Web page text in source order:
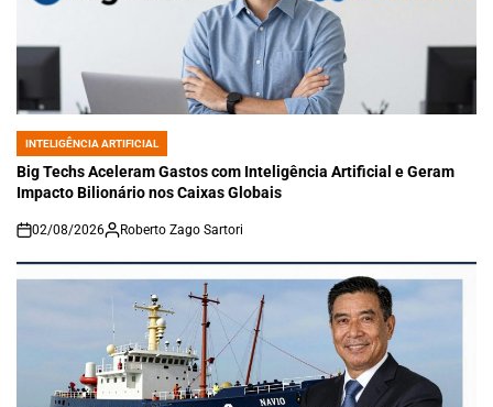
POSTED
IN
INTELIGÊNCIA ARTIFICIAL
Big Techs Aceleram Gastos com Inteligência Artificial e Geram
Impacto Bilionário nos Caixas Globais
on
02/08/2026 Roberto Zago Sartori